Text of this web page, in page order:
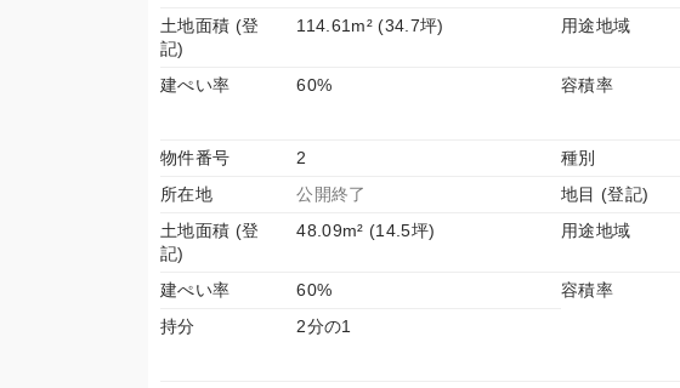
土地面積 (登
記)
114.61m² (34.7坪) 用途地域
建ぺい率
60% 容積率
物件番号 2 種別
所在地
公開終了 地目 (登記)
土地面積 (登
記)
48.09m² (14.5坪) 用途地域
建ぺい率
60% 容積率
持分
2分の1